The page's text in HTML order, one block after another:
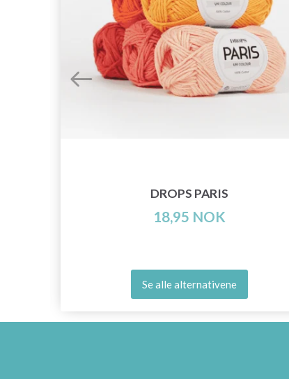
DROPS PARIS
18,95 NOK
Se alle alternativene